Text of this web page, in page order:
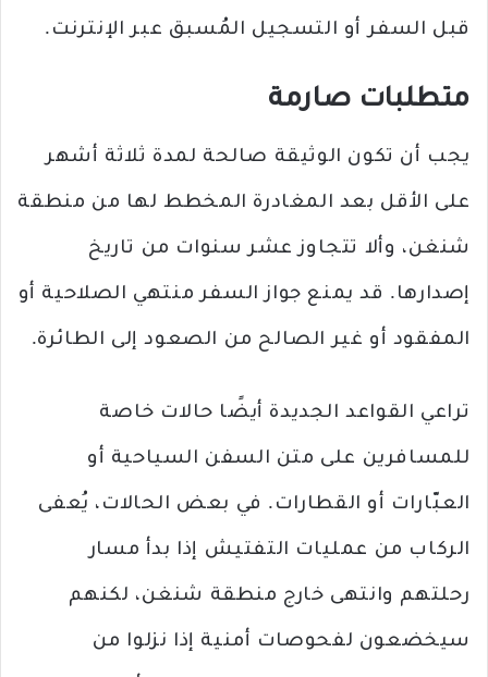
قبل السفر أو التسجيل المُسبق عبر الإنترنت.
متطلبات صارمة
يجب أن تكون الوثيقة صالحة لمدة ثلاثة أشهر
على الأقل بعد المغادرة المخطط لها من منطقة
شنغن، وألا تتجاوز عشر سنوات من تاريخ
إصدارها. قد يمنع جواز السفر منتهي الصلاحية أو
المفقود أو غير الصالح من الصعود إلى الطائرة.
تراعي القواعد الجديدة أيضًا حالات خاصة
للمسافرين على متن السفن السياحية أو
العبّارات أو القطارات. في بعض الحالات، يُعفى
الركاب من عمليات التفتيش إذا بدأ مسار
رحلتهم وانتهى خارج منطقة شنغن، لكنهم
سيخضعون لفحوصات أمنية إذا نزلوا من